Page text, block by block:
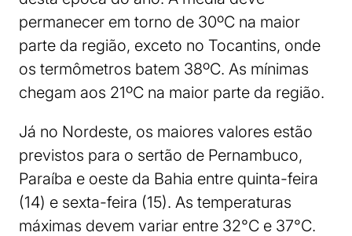
permanecer em torno de 30ºC na maior
parte da região, exceto no Tocantins, onde
os termômetros batem 38ºC. As mínimas
chegam aos 21ºC na maior parte da região.
Já no Nordeste, os maiores valores estão
previstos para o sertão de Pernambuco,
Paraíba e oeste da Bahia entre quinta-feira
(14) e sexta-feira (15). As temperaturas
máximas devem variar entre 32°C e 37°C.